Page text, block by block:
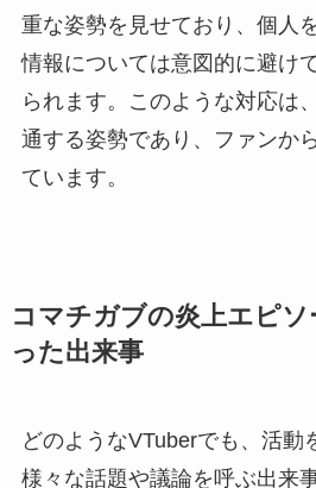
重な姿勢を見せており、個人
情報については意図的に避け
られます。このような対応は
通する姿勢であり、ファンか
ています。
コマチガブの炎上エピ
った出来事
どのようなVTuberでも、活動
様々な話題や議論を呼ぶ出来